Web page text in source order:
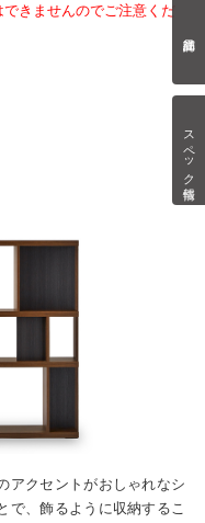
スペック情報
きませんのでご注意くだ
アクセントがおしゃれなシ
で、飾るように収納するこ